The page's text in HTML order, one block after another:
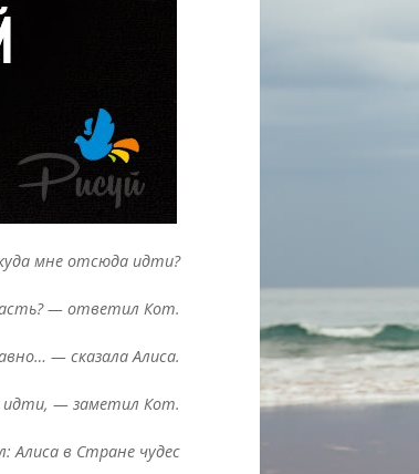
мне отсюда идти?
— ответил Кот.
— сказала Алиса.
идти, — заметил Кот.
Алиса в Стране чудес